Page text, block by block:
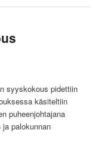
syyskokous pidettiin
käsiteltiin
puheenjohtajana
palokunnan